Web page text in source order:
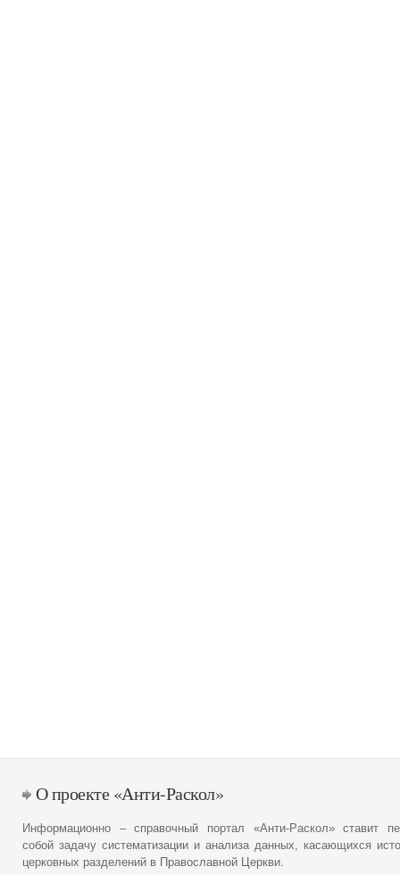
О проекте «Анти-Раскол»
Информационно – справочный портал «Анти-Раскол» ставит
собой задачу систематизации и анализа данных, касающихся
церковных разделений в Православной Церкви.